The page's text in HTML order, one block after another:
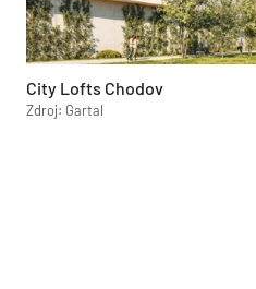
City Lofts Chodov
Zdroj: Gartal